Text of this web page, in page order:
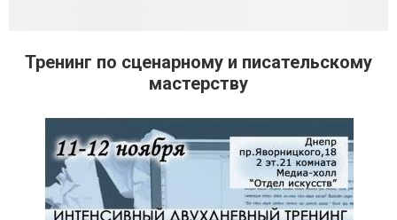
Тренинг по сценарному и писательскому
мастерству